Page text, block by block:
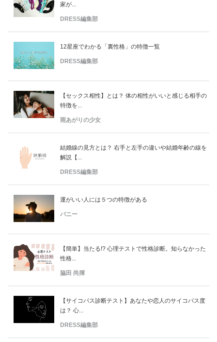
家が...
DRESS編集部
12星座でわかる「裏性格」の特徴一覧
DRESS編集部
【セックス相性】とは？ 体の相性がいいと感じる相手の
特徴を...
雨あがりの少女
結婚線の見方とは？ 右手と左手の違いや結婚年齢の線を
解説【...
DRESS編集部
運がいい人には５つの特徴がある
バニー
【簡単】当たる!? 心理テストで性格診断。知らなかった
性格...
脇田 尚揮
【サイコパス診断テスト】あなたや恋人のサイコパス度
は？ 心...
DRESS編集部